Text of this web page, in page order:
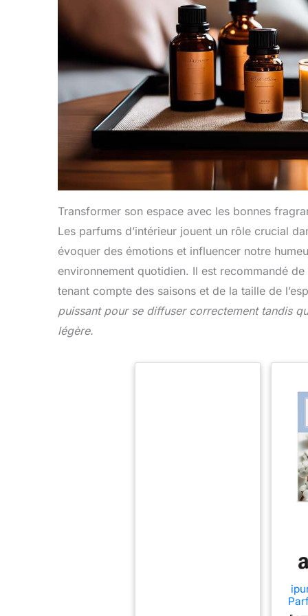
Transformer son espace avec les bonnes
Les parfums d’intérieur jouent un rôle crucial
évoquer des émotions et influencer notre
environnement quotidien. Il est recommandé
tenant compte des saisons et de la taille de
puissant pour se diffuser correctement tandis
légère.